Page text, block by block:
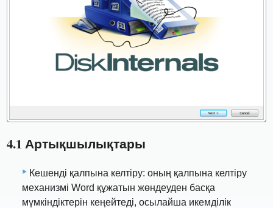
4.1 Артықшылықтары
Кешенді қалпына келтіру: оның қалпына келтіру
механизмі Word құжатын жөндеуден басқа
мүмкіндіктерін кеңейтеді, осылайша икемділік